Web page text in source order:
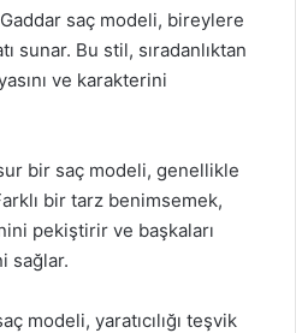
saç modeli, bireylere
sunar. Bu stil, sıradanlıktan
ve karakterini
bir saç modeli, genellikle
bir tarz benimsemek,
pekiştirir ve başkaları
sağlar.
modeli, yaratıcılığı teşvik